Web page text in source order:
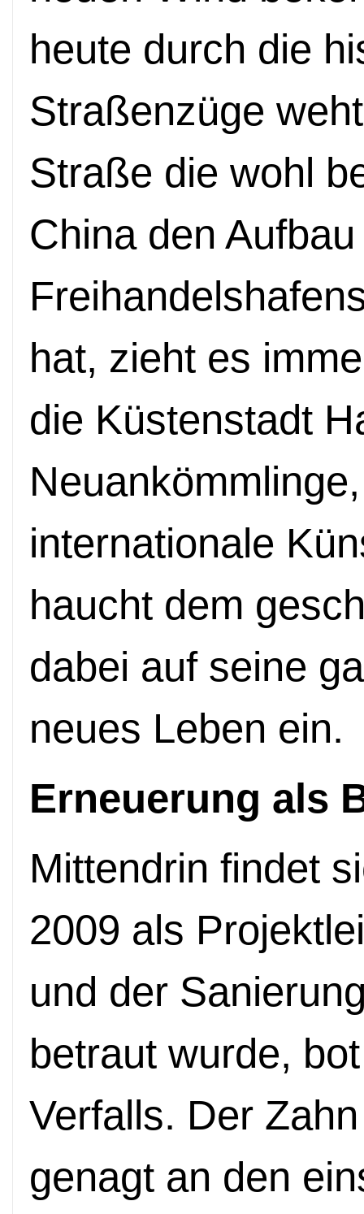
heute durch die
Straßenzüge
Straße die wohl
China den
hat, zieht es
die Küstenstadt
internationale
haucht dem
dabei auf seine
neues Leben ein.
Erneuerung als
Mittendrin findet
2009 als
und der
betraut wurde,
Verfalls. Der
genagt an den